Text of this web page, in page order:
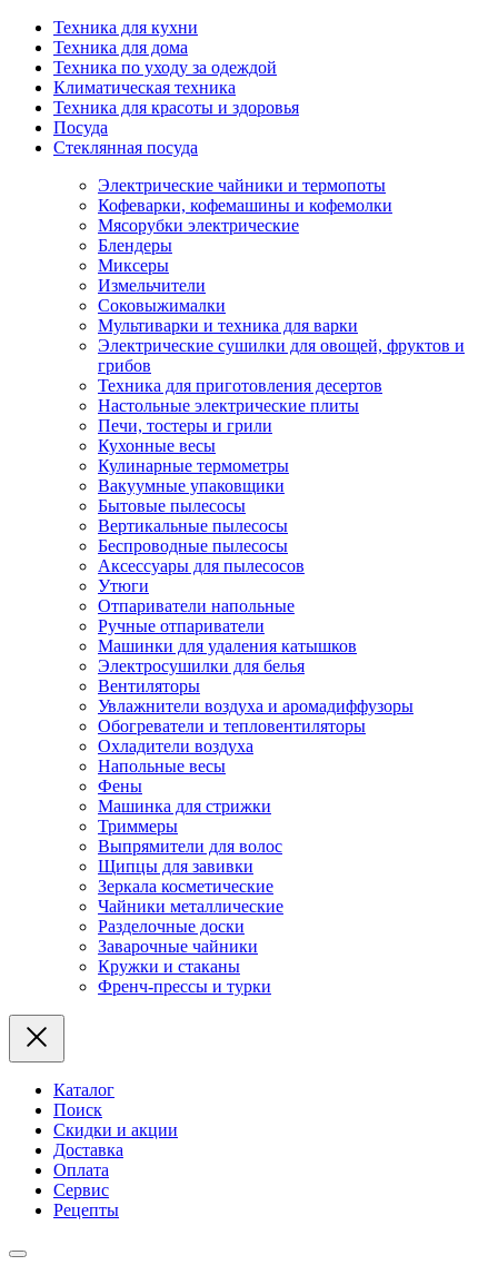
Техника для кухни
Техника для дома
Техника по уходу за одеждой
Климатическая техника
Техника для красоты и здоровья
Посуда
Стеклянная посуда
Электрические чайники и термопоты
Кофеварки, кофемашины и кофемолки
Мясорубки электрические
Блендеры
Миксеры
Измельчители
Соковыжималки
Мультиварки и техника для варки
Электрические сушилки для овощей, фруктов и
грибов
Техника для приготовления десертов
Настольные электрические плиты
Печи, тостеры и грили
Кухонные весы
Кулинарные термометры
Вакуумные упаковщики
Бытовые пылесосы
Вертикальные пылесосы
Беспроводные пылесосы
Аксессуары для пылесосов
Утюги
Отпариватели напольные
Ручные отпариватели
Машинки для удаления катышков
Электросушилки для белья
Вентиляторы
Увлажнители воздуха и аромадиффузоры
Обогреватели и тепловентиляторы
Охладители воздуха
Напольные весы
Фены
Машинка для стрижки
Триммеры
Выпрямители для волос
Щипцы для завивки
Зеркала косметические
Чайники металлические
Разделочные доски
Заварочные чайники
Кружки и стаканы
Френч-прессы и турки
Каталог
Поиск
Скидки и акции
Доставка
Оплата
Сервис
Рецепты